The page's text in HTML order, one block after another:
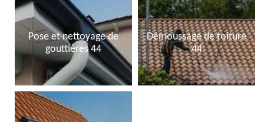
Pose et nettoyage de
gouttières 44
Démoussage de toiture
44